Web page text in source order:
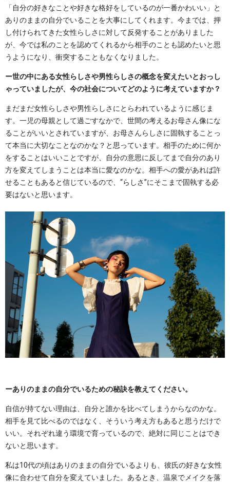
「自分の好きなことや好きな格好をしているのが一番かわいい」と
ありのままの自分でいることを大事にしてくれます。今までは、押
し付けられてきた女性らしさに対して反発することがありました
が、今では私のことを認めてくれるから相手のことも認めたいと思
うようになり、衝突することもなくなりました。
ー世の中にある女性らしさや男性らしさの概念を変えたいとおっし
ゃっていましたが、今の社会についてどのように考えていますか？
まだまだ女性らしさや男性らしさにとらわれているように感じま
す。一児の母親として過ごすなかで、世間の考えるお母さん像にな
ることがいいとされていますが、お母さんらしさに固執することっ
て本当に大切なことなのかな？と思っています。相手のために何か
をすることはいいことですが、自分の意思に反してまで自分のあり
方を変えてしまうことは本当に愛なのかな。相手への愛があれば許
せることもあると信じているので、“らしさ”にそこまで固執する必
要はないと思います。
ーありのままの自分でいるための秘訣を教えてください。
自信が持てない理由は、自分と誰かを比べてしまうからなのかな。
相手を見て比べるのではなく、そういう考え方もあると思うだけで
いい。それぞれ違う環境で育っているので、絶対に同じことはでき
ないと思います。
私は10代の頃はありのままの自分でいるよりも、彼氏の好きな女性
像に合わせて自分を変えていました。あるとき、温泉でメイクを落